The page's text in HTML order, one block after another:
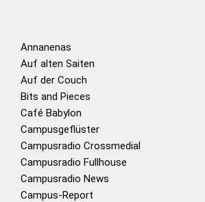
Annanenas
Auf alten Saiten
Auf der Couch
Bits and Pieces
Café Babylon
Campusgeflüster
Campusradio Crossmedial
Campusradio Fullhouse
Campusradio News
Campus-Report